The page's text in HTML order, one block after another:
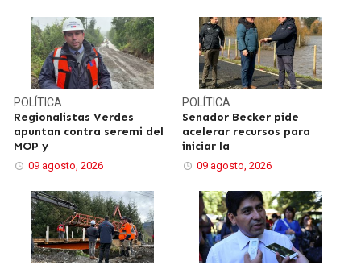
POLÍTICA
Regionalistas Verdes
apuntan contra seremi del
MOP y
09 agosto, 2026
POLÍTICA
Senador Becker pide
acelerar recursos para
iniciar la
09 agosto, 2026